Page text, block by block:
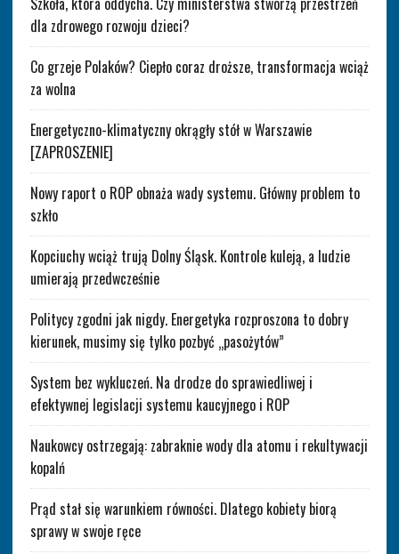
dla zdrowego rozwoju dzieci?
Co grzeje Polaków? Ciepło coraz droższe, transformacja wciąż
za wolna
Energetyczno-klimatyczny okrągły stół w Warszawie
[ZAPROSZENIE]
Nowy raport o ROP obnaża wady systemu. Główny problem to
szkło
Kopciuchy wciąż trują Dolny Śląsk. Kontrole kuleją, a ludzie
umierają przedwcześnie
Politycy zgodni jak nigdy. Energetyka rozproszona to dobry
kierunek, musimy się tylko pozbyć „pasożytów”
System bez wykluczeń. Na drodze do sprawiedliwej i
efektywnej legislacji systemu kaucyjnego i ROP
Naukowcy ostrzegają: zabraknie wody dla atomu i rekultywacji
kopalń
Prąd stał się warunkiem równości. Dlatego kobiety biorą
sprawy w swoje ręce